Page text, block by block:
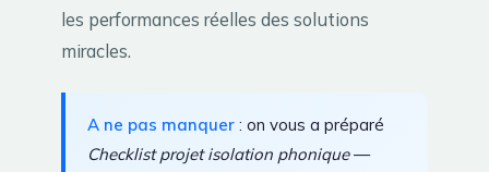
les performances réelles des solutions
miracles.
A ne pas manquer : on vous a préparé
Checklist projet isolation phonique—